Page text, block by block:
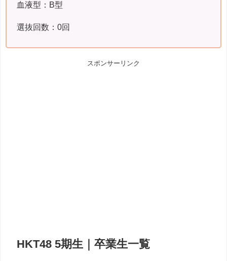
血液型：B型
選抜回数：0回
スポンサーリンク
HKT48 5期生｜卒業生一覧